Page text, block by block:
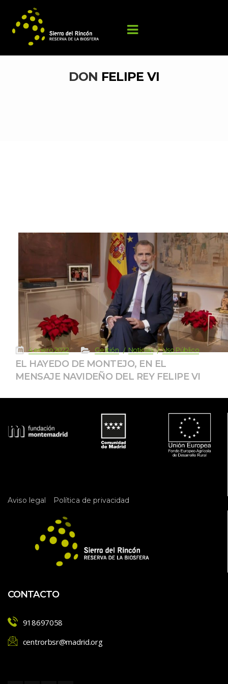
DON FELIPE VI
4 enero 2022 Gestión Noticia Uso Público
EL HAYEDO DE MONTEJO, EN EL
MENSAJE NAVIDEÑO DEL REY FELIPE VI
Aviso legal Política de privacidad
CONTACTO
918697058
centrorbsr@madrid.org